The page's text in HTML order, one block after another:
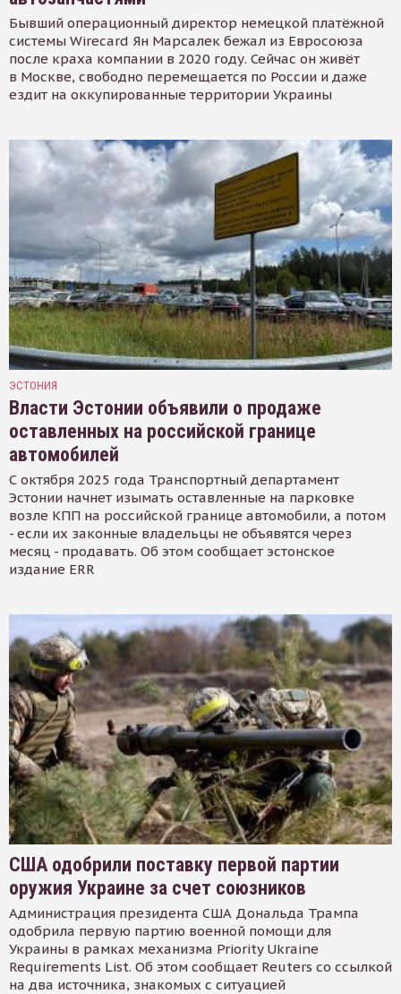
Бывший операционный директор немецкой платёжной
системы Wirecard Ян Марсалек бежал из Евросоюза
после краха компании в 2020 году. Сейчас он живёт
в Москве, свободно перемещается по России и даже
ездит на оккупированные территории Украины
ЭСТОНИЯ
Власти Эстонии объявили о продаже
оставленных на российской границе
автомобилей
С октября 2025 года Транспортный департамент
Эстонии начнет изымать оставленные на парковке
возле КПП на российской границе автомобили, а потом
- если их законные владельцы не объявятся через
месяц - продавать. Об этом сообщает эстонское
издание ERR
США одобрили поставку первой партии
оружия Украине за счет союзников
Администрация президента США Дональда Трампа
одобрила первую партию военной помощи для
Украины в рамках механизма Priority Ukraine
Requirements List. Об этом сообщает Reuters со ссылкой
на два источника, знакомых с ситуацией